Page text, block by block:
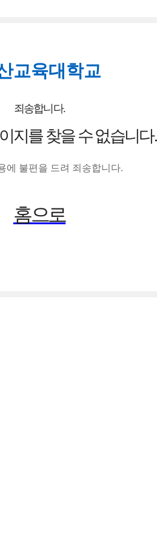
교육대학교
죄송합니다.
지를 찾을 수 없습니다.
에 불편을 드려 죄송합니다.
홈으로